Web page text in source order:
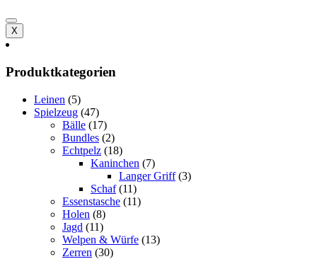
X
Produktkategorien
Leinen (5)
Spielzeug (47)
Bälle (17)
Bundles (2)
Echtpelz (18)
Kaninchen (7)
Langer Griff (3)
Schaf (11)
Essenstasche (11)
Holen (8)
Jagd (11)
Welpen & Würfe (13)
Zerren (30)